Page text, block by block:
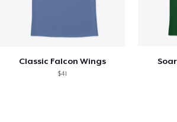
Classic Falcon Wings
$41